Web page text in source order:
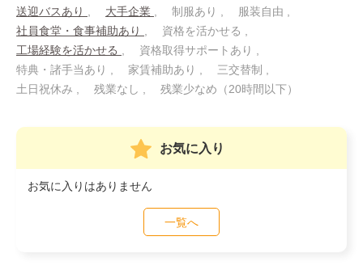
送迎バスあり
大手企業 制服あり
服装自由
社員食堂・食事補助あり
資格を活かせる
工場経験を活かせる
資格取得サポートあり
特典・諸手当あり
家賃補助あり
三交替制
土日祝休み
残業なし 残業少なめ（20時間以下）
お気に入り
お気に入りはありません
一覧へ